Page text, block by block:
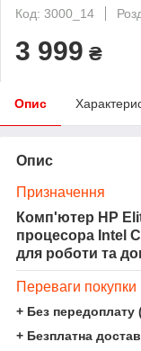
Код: 3000_14
3 999 ₴
Опис
Опис
Призначення
Комп'ютер HP
процесора Intel
для роботи та
Переваги
+ Без передоплату
+ Безплатна